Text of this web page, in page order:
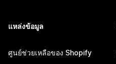
แหล่งข้อมูล
ศูนย์ช่วยเหลือของ Shopify